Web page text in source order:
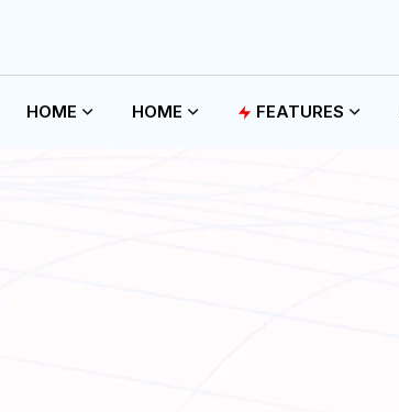
HOME HOME FEATURES